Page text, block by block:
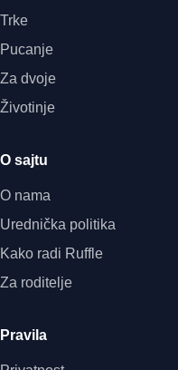
Trke
Pucanje
Za dvoje
Životinje
O sajtu
O nama
Urednička politika
Kako radi Ruffle
Za roditelje
Pravila